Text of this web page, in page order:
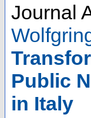
Journal
Public
in Italy